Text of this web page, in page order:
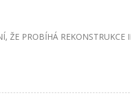
ŽE PROBÍHÁ